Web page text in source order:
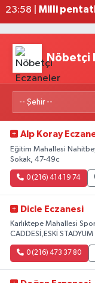
23:58 | Milli
Nöbetçi
Alp Koray
Eğitim Mahallesi
Sokak, 47-49c
0 (216) 414 19 74
Dicle Eczanesi
Karlıktepe Mahallesi
CADDESİ,ESKİ STADYUM
0 (216) 473 37 80